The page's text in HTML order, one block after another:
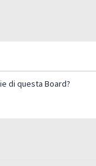
di questa Board?